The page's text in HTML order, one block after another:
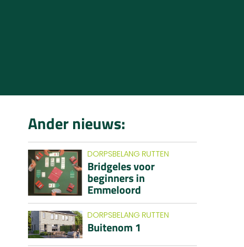
Ander nieuws:
DORPSBELANG RUTTEN
Bridgeles voor
beginners in
Emmeloord
DORPSBELANG RUTTEN
Buitenom 1